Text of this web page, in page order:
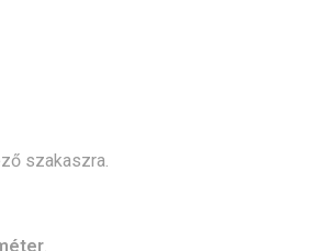
szakaszra.
.